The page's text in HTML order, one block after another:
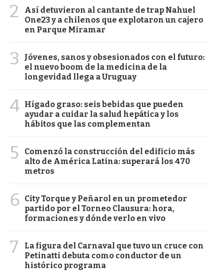
2
Así detuvieron al cantante de trap Nahuel
One23 y a chilenos que explotaron un cajero
en Parque Miramar
3
Jóvenes, sanos y obsesionados con el futuro:
el nuevo boom de la medicina de la
longevidad llega a Uruguay
4 Hígado graso: seis bebidas que pueden
ayudar a cuidar la salud hepática y los
hábitos que las complementan
5
Comenzó la construcción del edificio más
alto de América Latina: superará los 470
metros
6
City Torque y Peñarol en un prometedor
partido por el Torneo Clausura: hora,
formaciones y dónde verlo en vivo
7
La figura del Carnaval que tuvo un cruce con
Petinatti debuta como conductor de un
histórico programa